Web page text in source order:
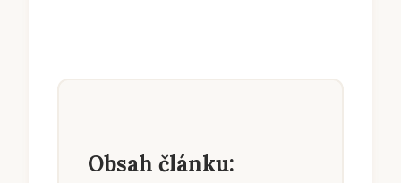
Obsah článku: